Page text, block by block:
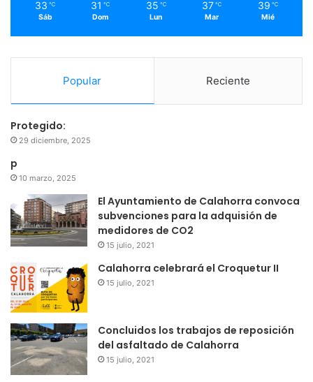
33 ℃
Sáb
31 ℃
Dom
35 ℃
Lun
37 ℃
Mar
39 ℃
Mié
Popular Reciente
Protegido:
29 diciembre, 2025
p
10 marzo, 2025
El Ayuntamiento de Calahorra convoca
subvenciones para la adquisión de
medidores de CO2
15 julio, 2021
Calahorra celebrará el Croquetur II
15 julio, 2021
Concluidos los trabajos de reposición
del asfaltado de Calahorra
15 julio, 2021